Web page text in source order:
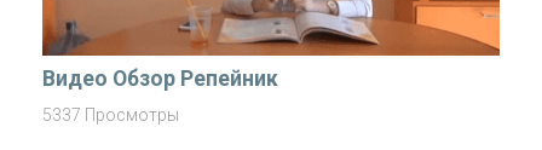
Видео Обзор Репейник
5337 Просмотры